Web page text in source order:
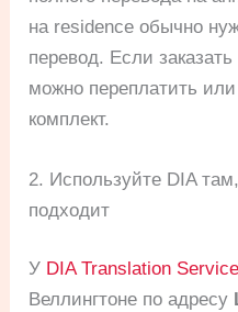
на residence обычно
перевод. Если
можно переплатить
комплект.
2. Используйте DIA
подходит
У DIA Translation Service
Веллингтоне по адресу